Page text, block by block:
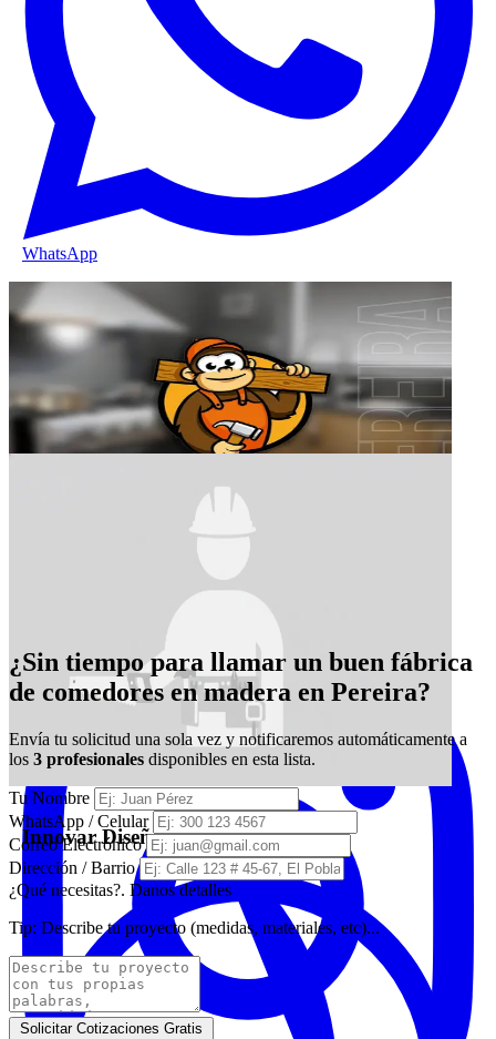
WhatsApp
Brayner carpinterias
Innovar Diseños Integrales
¿Sin tiempo para llamar un buen fábrica
de comedores en madera en Pereira?
Envía tu solicitud una sola vez y notificaremos automáticamente a
los 3 profesionales disponibles en esta lista.
Tu Nombre
WhatsApp / Celular
Correo Electrónico
Dirección / Barrio
¿Qué necesitas?. Danos detalles
Tip: Describe tu proyecto (medidas, materiales, etc)...
Solicitar Cotizaciones Gratis